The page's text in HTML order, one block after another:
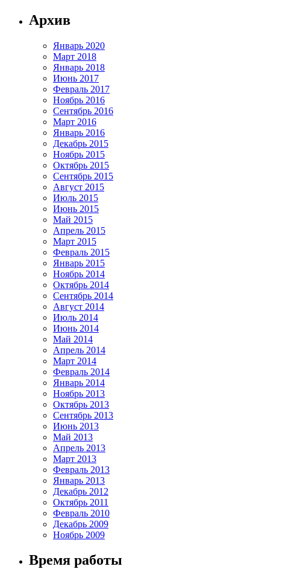
Человек и Гражданин СССР: Мустафин
Дмитрий Анатольевич.
Справка о Гражданстве СССР №2016-09-
29/18:56:22/RU—NVSB
«29» сентября 2016 года
Телефон: ___________________
Архив
Январь 2020
Март 2018
Январь 2018
Июнь 2017
Февраль 2017
Ноябрь 2016
Сентябрь 2016
Март 2016
Январь 2016
Декабрь 2015
Ноябрь 2015
Октябрь 2015
Сентябрь 2015
Август 2015
Июль 2015
Июнь 2015
Май 2015
Апрель 2015
Март 2015
Февраль 2015
Январь 2015
Ноябрь 2014
Октябрь 2014
Сентябрь 2014
Август 2014
Июль 2014
Июнь 2014
Май 2014
Апрель 2014
Март 2014
Февраль 2014
Январь 2014
Ноябрь 2013
Октябрь 2013
Сентябрь 2013
Июнь 2013
Май 2013
Апрель 2013
Март 2013
Февраль 2013
Январь 2013
Декабрь 2012
Октябрь 2011
Февраль 2010
Декабрь 2009
Ноябрь 2009
Время работы